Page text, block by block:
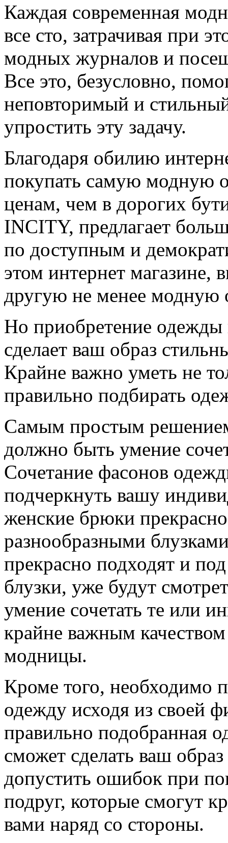
Каждая современная
все сто, затрачивая при
модных журналов и
Все это, безусловно,
неповторимый и
упростить эту задачу.
Благодаря обилию
покупать самую модную
ценам, чем в дорогих
INCITY, предлагает
по доступным и
этом интернет магазине,
другую не менее модную
Но приобретение
сделает ваш образ
Крайне важно уметь не
правильно подбирать
Самым простым
должно быть умение
Сочетание фасонов
подчеркнуть вашу
женские брюки
разнообразными
прекрасно подходят и
блузки, уже будут
умение сочетать те или
крайне важным
модницы.
Кроме того, необходимо
одежду исходя из своей
правильно подобранная
сможет сделать ваш
допустить ошибок при
подруг, которые смогут
вами наряд со стороны.